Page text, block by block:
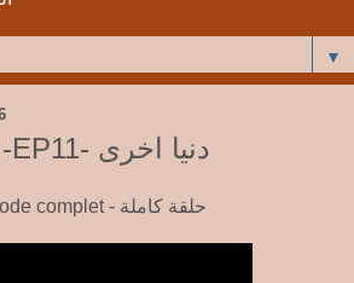
▼
Denya Okhra -EP11- دنيا اخرى
Episode complet - حلقة كاملة